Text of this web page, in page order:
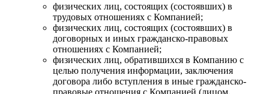
физических лиц, состоящих (состоявших) в
трудовых отношениях с Компанией;
физических лиц, состоящих (состоявших) в
договорных и иных гражданско-правовых
отношениях с Компанией;
физических лиц, обратившихся в Компанию с
целью получения информации, заключения
договора либо вступления в иные гражданско-
правовые отношения с Компанией (лицом,